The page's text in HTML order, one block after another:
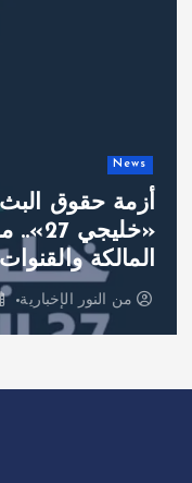
News
أزمة حقوق
المالكة
من النور الإخبارية